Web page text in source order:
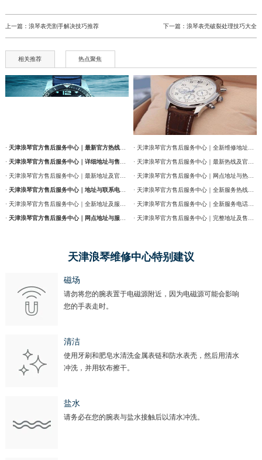
上一篇： 浪琴表壳割手解决技巧推荐 下一篇：浪琴表壳破裂处理技巧大全
相关推荐 热点聚焦
· 天津浪琴官方售后服务中心｜最新官方热线及维修地址权威信息通告（2026年7月最新）
· 天津浪琴官方售后服务中心｜详细地址与售后服务电话权威信息公告（2026年7月最新）
· 天津浪琴官方售后服务中心｜地址与联系电话权威信息公告（2026年7月最新）
· 天津浪琴官方售后服务中心｜网点地址与服务热线权威信息公示（2026年7月最新）
天津浪琴维修中心特别建议
磁场
请勿将您的腕表置于电磁源附近，因为电磁源可能会影响
您的手表走时。
清洁
使用牙刷和肥皂水清洗金属表链和防水表壳，然后用清水
冲洗，并用软布擦干。
盐水
请务必在您的腕表与盐水接触后以清水冲洗。